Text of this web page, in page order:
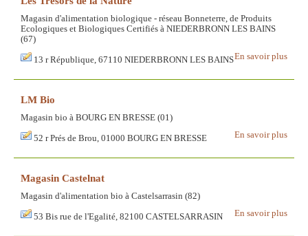
Magasin d'alimentation biologique - réseau Bonneterre, de Produits
Ecologiques et Biologiques Certifiés à NIEDERBRONN LES BAINS
(67)
En savoir plus
13 r République, 67110 NIEDERBRONN LES BAINS
LM Bio
Magasin bio à BOURG EN BRESSE (01)
En savoir plus
52 r Prés de Brou, 01000 BOURG EN BRESSE
Magasin Castelnat
Magasin d'alimentation bio à Castelsarrasin (82)
En savoir plus
53 Bis rue de l'Egalité, 82100 CASTELSARRASIN